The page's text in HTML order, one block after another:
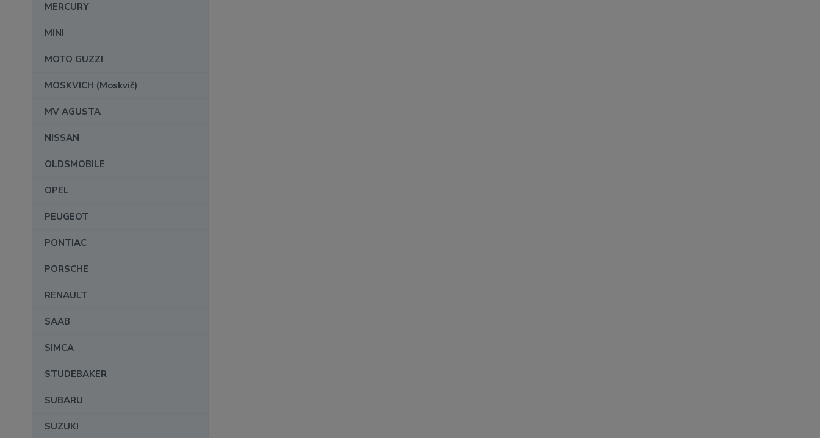
MERCURY
MINI
MOTO GUZZI
MOSKVICH (Moskvič)
MV AGUSTA
NISSAN
OLDSMOBILE
OPEL
PEUGEOT
PONTIAC
PORSCHE
RENAULT
SAAB
SIMCA
STUDEBAKER
SUBARU
SUZUKI